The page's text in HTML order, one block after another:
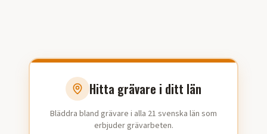
Hitta grävare i ditt län
Bläddra bland grävare i alla 21 svenska län som
erbjuder grävarbeten.